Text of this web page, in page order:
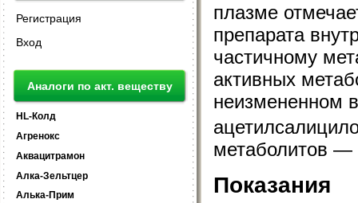
Регистрация
Вход
Аналоги по акт. веществу
HL-Колд
Агренокс
Аквацитрамон
Алка-Зельтцер
Алька-Прим
плазме
препарата
частичному
активных
неизмененном
метаболитов —
Показания